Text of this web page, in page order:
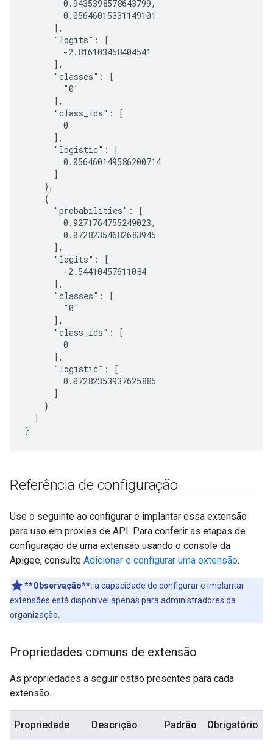
        0.9435398578643799,
        0.05646015331149101
      ],
      "logits": [
        -2.816103458404541
      ],
      "classes": [
        "0"
      ],
      "class_ids": [
        0
      ],
      "logistic": [
        0.056460149586200714
      ]
    },
    {
      "probabilities": [
        0.9271764755249023,
        0.07282354682683945
      ],
      "logits": [
        -2.54410457611084
      ],
      "classes": [
        "0"
      ],
      "class_ids": [
        0
      ],
      "logistic": [
        0.07282353937625885
      ]
    }
  ]
Referência de configuração
Use o seguinte ao configurar e implantar essa extensão
para uso em proxies de API. Para conferir as etapas de
configuração de uma extensão usando o console da
Apigee, consulte Adicionar e configurar uma extensão.
**Observação**: a capacidade de configurar e implantar
extensões está disponível apenas para administradores da
organização.
Propriedades comuns de extensão
As propriedades a seguir estão presentes para cada
extensão.
Propriedade Descrição Padrão Obrigatório